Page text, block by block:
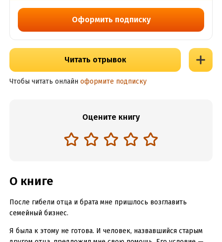
Оформить подписку
Читать отрывок
Чтобы читать онлайн оформите подписку
Оцените книгу
О книге
После гибели отца и брата мне пришлось возглавить
семейный бизнес.
Я была к этому не готова. И человек, назвавшийся старым